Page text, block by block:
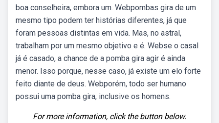
boa conselheira, embora um. Webpombas gira de um
mesmo tipo podem ter histórias diferentes, já que
foram pessoas distintas em vida. Mas, no astral,
trabalham por um mesmo objetivo e é. Webse o casal
já é casado, a chance de a pomba gira agir é ainda
menor. Isso porque, nesse caso, já existe um elo forte
feito diante de deus. Webporém, todo ser humano
possui uma pomba gira, inclusive os homens.
For more information, click the button below.